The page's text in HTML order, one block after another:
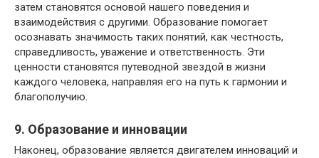
затем становятся основой нашего поведения и
взаимодействия с другими. Образование помогает
осознавать значимость таких понятий, как честность,
справедливость, уважение и ответственность. Эти
ценности становятся путеводной звездой в жизни
каждого человека, направляя его на путь к гармонии и
благополучию.
9. Образование и инновации
Наконец, образование является двигателем инноваций и